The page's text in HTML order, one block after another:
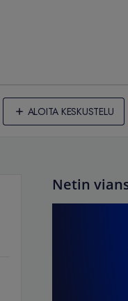
ALOITA KESKUSTELU
Netin